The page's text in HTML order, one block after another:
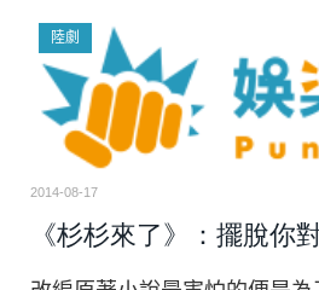
陸劇
2014-08-17
《杉杉來了》：擺脫你